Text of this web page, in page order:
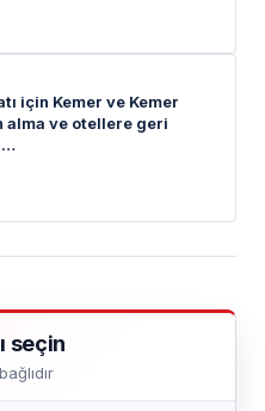
için Kemer ve Kemer
ve otellere geri
seçin